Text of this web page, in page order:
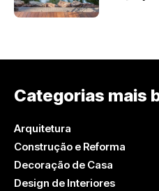
Categorias mais
Arquitetura
Construção e Reforma
Decoração de Casa
Design de Interiores